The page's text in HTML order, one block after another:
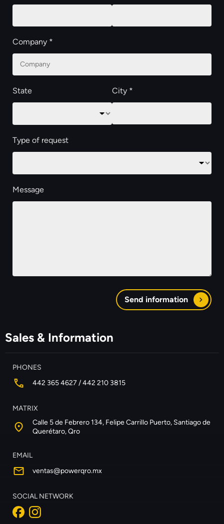
Company *
State City *
Type of request
Message
Send information
Sales & Information
PHONES
442 365 4627 / 442 210 3815
MATRIX
Calle 5 de Febrero 134, Felipe Carrillo Puerto, Santiago de
Querétaro, Qro
EMAIL
ventas@powerqro.mx
SOCIAL NETWORK